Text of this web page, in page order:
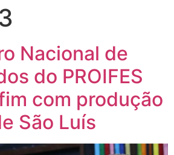
Nacional de
do PROIFES
com produção
São Luís